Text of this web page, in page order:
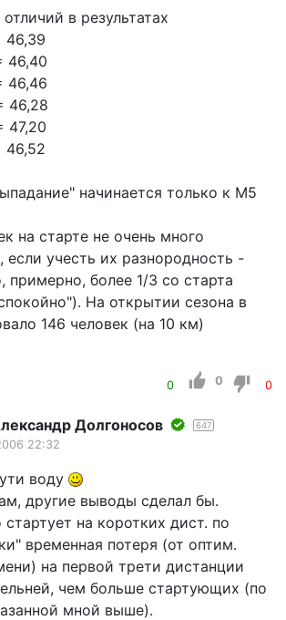
в результатах
46,39
46,40
46,46
46,28
47,20
46,52
начинается только к М5
на старте не очень много
если учесть их разнородность -
примерно, более 1/3 со старта
На открытии сезона в
146 человек (на 10 км)
0 0 0
Долгоносов 647
22:32
воду
другие выводы сделал бы.
на коротких дист. по
временная потеря (от оптим.
на первой трети дистанции
чем больше стартующих (по
мной выше).